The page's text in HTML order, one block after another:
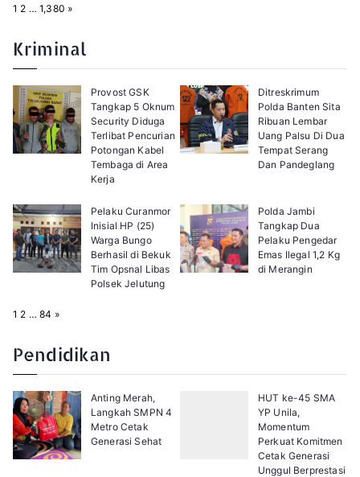
P
:
1 2 … 1,380 N
»
Kriminal
Provost GSK
Tangkap 5 Oknum
Security Diduga
Terlibat Pencurian
Potongan Kabel
Tembaga di Area
Kerja
Ditreskrimum
Polda Banten Sita
Ribuan Lembar
Uang Palsu Di Dua
Tempat Serang
Dan Pandeglang
Pelaku Curanmor
Inisial HP (25)
Warga Bungo
Berhasil di Bekuk
Tim Opsnal Libas
Polsek Jelutung
Polda Jambi
Tangkap Dua
Pelaku Pengedar
Emas Ilegal 1,2 Kg
di Merangin
P
:
1 2 … 84 N
»
Pendidikan
Anting Merah,
Langkah SMPN 4
Metro Cetak
Generasi Sehat
HUT ke-45 SMA
YP Unila,
Momentum
Perkuat Komitmen
Cetak Generasi
Unggul Berprestasi